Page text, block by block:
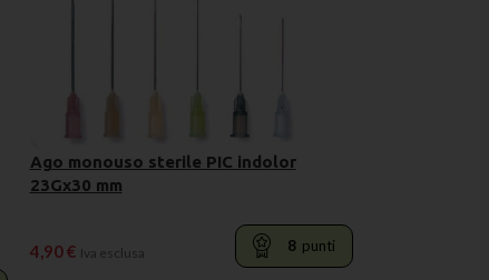
Ago monouso sterile PIC indolor
23Gx30 mm
4,90€ Iva esclusa 8 punti